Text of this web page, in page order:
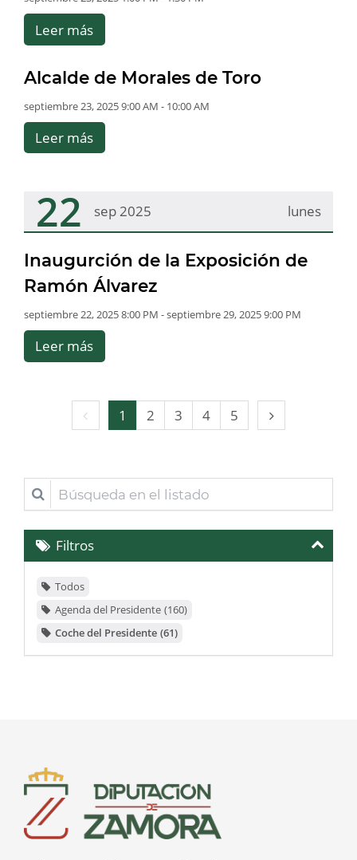
Leer más
Alcalde de Morales de Toro
septiembre 23, 2025 9:00 AM - 10:00 AM
Leer más
lunes
22 sep 2025
Inaugurción de la Exposición de
Ramón Álvarez
septiembre 22, 2025 8:00 PM - septiembre 29, 2025 9:00 PM
Leer más
Página
anterior
1 2 3 4 5
Página
siguiente
Búsqueda
en
el
listadoFiltros
Todos
Agenda del Presidente 160
Coche del Presidente 61